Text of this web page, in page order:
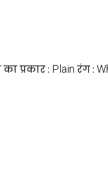
प्रकार : Plain रंग :